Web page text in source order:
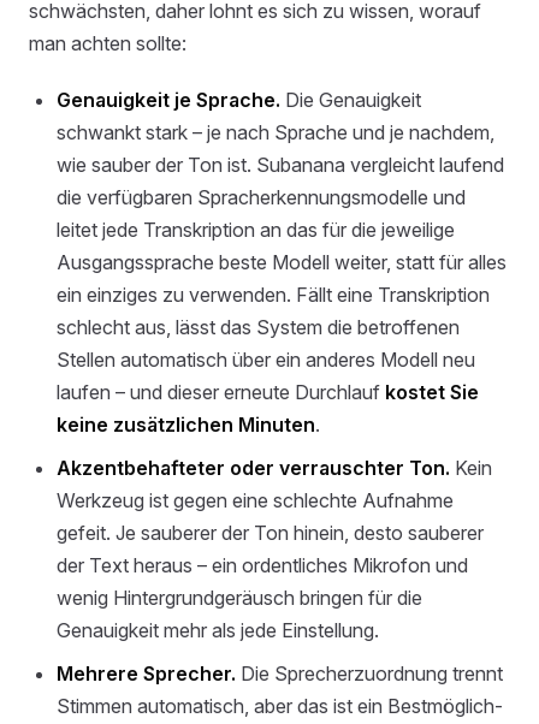
schwächsten, daher lohnt es sich zu wissen, worauf
man achten sollte:
Genauigkeit je Sprache. Die Genauigkeit
schwankt stark – je nach Sprache und je nachdem,
wie sauber der Ton ist. Subanana vergleicht laufend
die verfügbaren Spracherkennungsmodelle und
leitet jede Transkription an das für die jeweilige
Ausgangssprache beste Modell weiter, statt für alles
ein einziges zu verwenden. Fällt eine Transkription
schlecht aus, lässt das System die betroffenen
Stellen automatisch über ein anderes Modell neu
laufen – und dieser erneute Durchlauf kostet Sie
keine zusätzlichen Minuten.
Akzentbehafteter oder verrauschter Ton. Kein
Werkzeug ist gegen eine schlechte Aufnahme
gefeit. Je sauberer der Ton hinein, desto sauberer
der Text heraus – ein ordentliches Mikrofon und
wenig Hintergrundgeräusch bringen für die
Genauigkeit mehr als jede Einstellung.
Mehrere Sprecher. Die Sprecherzuordnung trennt
Stimmen automatisch, aber das ist ein Bestmöglich-